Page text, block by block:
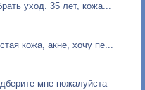
уход. 35 лет, кожа...
кожа, акне, хочу пе...
мне пожалуйста